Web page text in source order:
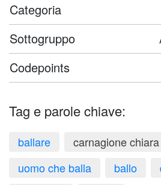
Categoria
Sottogruppo
Codepoints
Tag e parole chiave:
ballare carnagione chiara
uomo che balla
ballo